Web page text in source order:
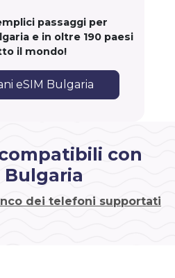
passaggi per
e in oltre 190 paesi
il mondo!
eSIM Bulgaria
con
Bulgaria
dei telefoni supportati